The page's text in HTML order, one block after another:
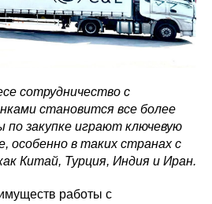
сотрудничество с
становится все более
закупке играют ключевую
особенно в таких странах с
Китай, Турция, Индия и Иран.
работы с